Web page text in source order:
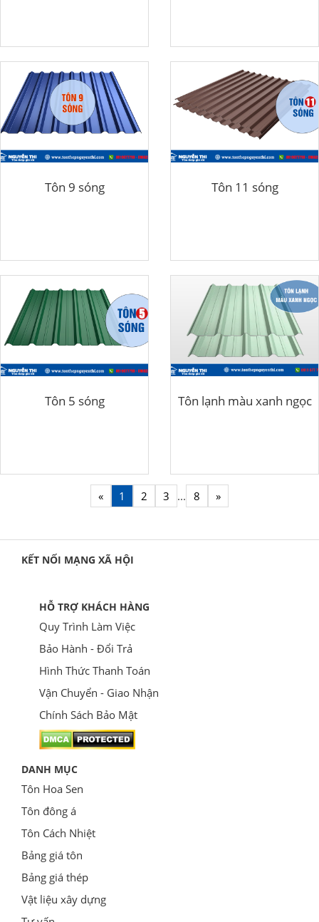
Tôn 9 sóng Tôn 11 sóng
Tôn 5 sóng Tôn lạnh màu xanh ngọc
« 1 2 3 ... 8 »
KẾT NỐI MẠNG XÃ HỘI
HỖ TRỢ KHÁCH HÀNG
Quy Trình Làm Việc
Bảo Hành - Đổi Trả
Hình Thức Thanh Toán
Vận Chuyển - Giao Nhận
Chính Sách Bảo Mật
DANH MỤC
Tôn Hoa Sen
Tôn đông á
Tôn Cách Nhiệt
Bảng giá tôn
Bảng giá thép
Vật liệu xây dựng